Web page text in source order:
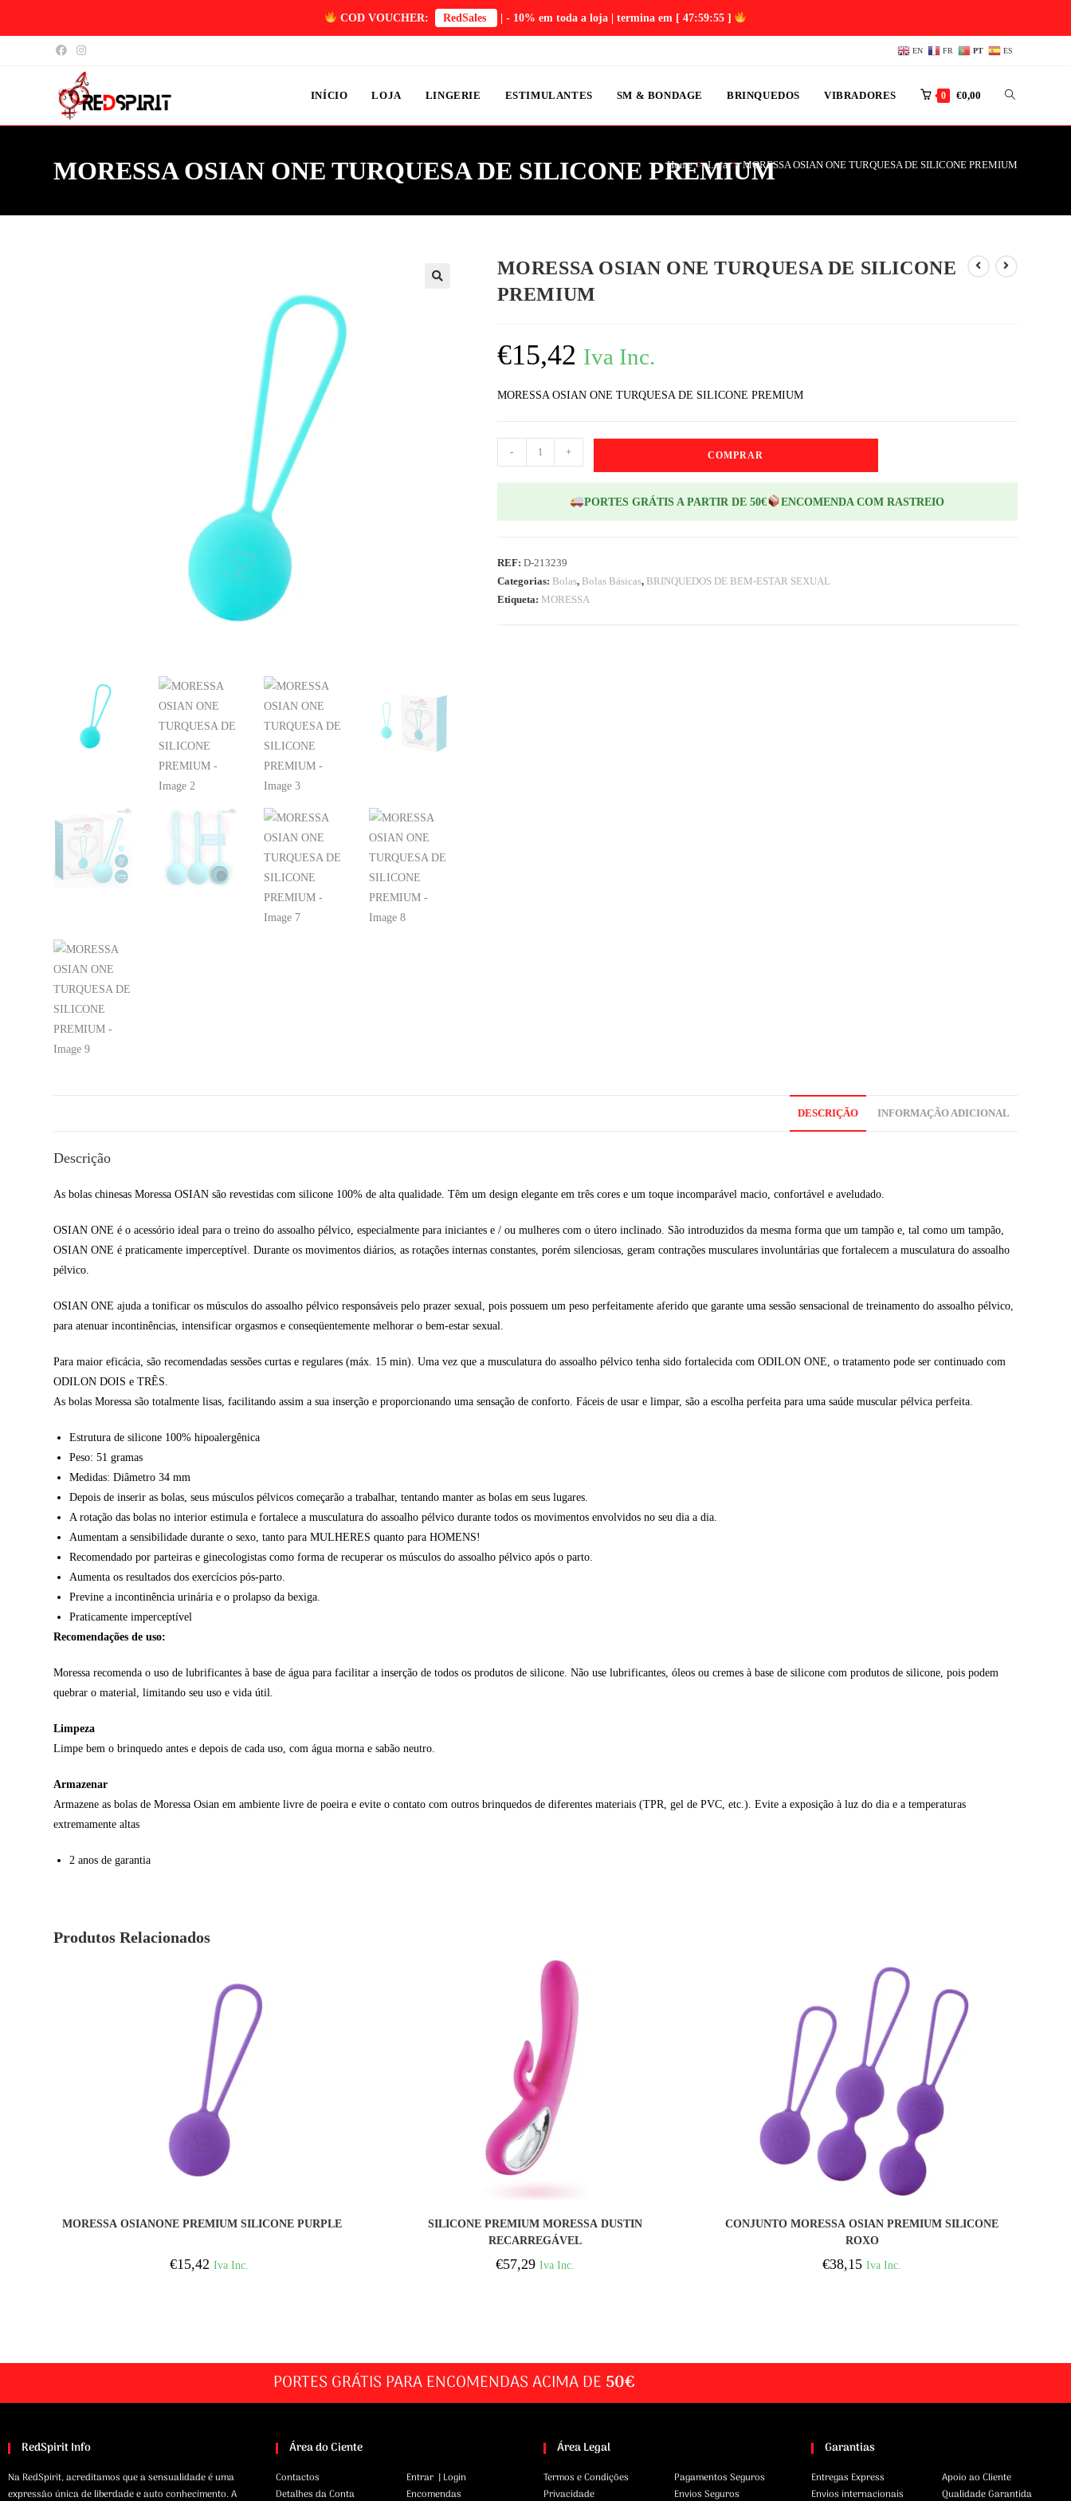
COD VOUCHER: RedSales | - 10% em toda a loja | termina em [ 47:59:53 ]
EN FR PT ES
INÍCIO LOJA LINGERIE ESTIMULANTES SM & BONDAGE BRINQUEDOS VIBRADORES 0 €0,00
MORESSA OSIAN ONE TURQUESA DE SILICONE PREMIUM
Home > Loja > MORESSA OSIAN ONE TURQUESA DE SILICONE PREMIUM
MORESSA OSIAN ONE TURQUESA DE SILICONE
PREMIUM
€15,42 Iva Inc.
MORESSA OSIAN ONE TURQUESA DE SILICONE PREMIUM
- + COMPRAR
PORTES GRÁTIS A PARTIR DE 50€ ENCOMENDA COM RASTREIO
REF: D-213239
Categorias: Bolas, Bolas Básicas, BRINQUEDOS DE BEM-ESTAR SEXUAL
Etiqueta: MORESSA
DESCRIÇÃO INFORMAÇÃO ADICIONAL
Descrição
As bolas chinesas Moressa OSIAN são revestidas com silicone 100% de alta qualidade. Têm um design elegante em três cores e um toque incomparável macio, confortável e aveludado.
OSIAN ONE é o acessório ideal para o treino do assoalho pélvico, especialmente para iniciantes e / ou mulheres com o útero inclinado. São introduzidos da mesma forma que um tampão e, tal como um tampão,
OSIAN ONE é praticamente imperceptível. Durante os movimentos diários, as rotações internas constantes, porém silenciosas, geram contrações musculares involuntárias que fortalecem a musculatura do assoalho
pélvico.
OSIAN ONE ajuda a tonificar os músculos do assoalho pélvico responsáveis pelo prazer sexual, pois possuem um peso perfeitamente aferido que garante uma sessão sensacional de treinamento do assoalho pélvico,
para atenuar incontinências, intensificar orgasmos e conseqüentemente melhorar o bem-estar sexual.
Para maior eficácia, são recomendadas sessões curtas e regulares (máx. 15 min). Uma vez que a musculatura do assoalho pélvico tenha sido fortalecida com ODILON ONE, o tratamento pode ser continuado com
ODILON DOIS e TRÊS.
As bolas Moressa são totalmente lisas, facilitando assim a sua inserção e proporcionando uma sensação de conforto. Fáceis de usar e limpar, são a escolha perfeita para uma saúde muscular pélvica perfeita.
Estrutura de silicone 100% hipoalergênica
Peso: 51 gramas
Medidas: Diâmetro 34 mm
Depois de inserir as bolas, seus músculos pélvicos começarão a trabalhar, tentando manter as bolas em seus lugares.
A rotação das bolas no interior estimula e fortalece a musculatura do assoalho pélvico durante todos os movimentos envolvidos no seu dia a dia.
Aumentam a sensibilidade durante o sexo, tanto para MULHERES quanto para HOMENS!
Recomendado por parteiras e ginecologistas como forma de recuperar os músculos do assoalho pélvico após o parto.
Aumenta os resultados dos exercícios pós-parto.
Previne a incontinência urinária e o prolapso da bexiga.
Praticamente imperceptível
Recomendações de uso:
Moressa recomenda o uso de lubrificantes à base de água para facilitar a inserção de todos os produtos de silicone. Não use lubrificantes, óleos ou cremes à base de silicone com produtos de silicone, pois podem
quebrar o material, limitando seu uso e vida útil.
Limpeza
Limpe bem o brinquedo antes e depois de cada uso, com água morna e sabão neutro.
Armazenar
Armazene as bolas de Moressa Osian em ambiente livre de poeira e evite o contato com outros brinquedos de diferentes materiais (TPR, gel de PVC, etc.). Evite a exposição à luz do dia e a temperaturas
extremamente altas
2 anos de garantia
Produtos Relacionados
MORESSA OSIANONE PREMIUM SILICONE PURPLE
€15,42 Iva Inc.
SILICONE PREMIUM MORESSA DUSTIN
RECARREGÁVEL
€57,29 Iva Inc.
CONJUNTO MORESSA OSIAN PREMIUM SILICONE
ROXO
€38,15 Iva Inc.
PORTES GRÁTIS PARA ENCOMENDAS ACIMA DE 50€
RedSpirit Info
Na RedSpirit, acreditamos que a sensualidade é uma
expressão única de liberdade e auto conhecimento. A
Área do Ciente
Contactos
Detalhes da Conta
Entrar | Login
Encomendas
Área Legal
Termos e Condições
Privacidade
Pagamentos Seguros
Envios Seguros
Garantias
Entregas Express
Envios internacionais
Apoio ao Cliente
Qualidade Garantida